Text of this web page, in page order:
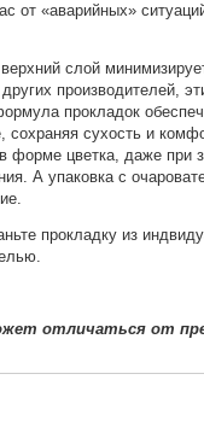
от «аварийных»
слой
производителей,
прокладок
сохраняя сухость и
цветка, даже при
А упаковка с
прокладку из
отличаться от